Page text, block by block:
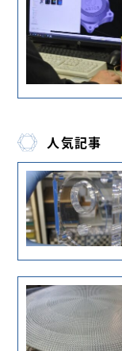
人気記事